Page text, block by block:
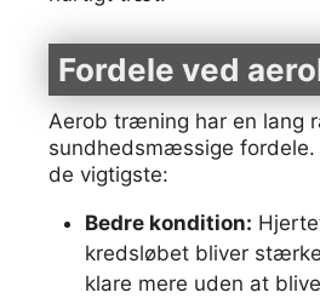
Fordele ved
Aerob træning har en lang
sundhedsmæssige fordele.
de vigtigste:
Bedre kondition:
kredsløbet bliver
klare mere uden at